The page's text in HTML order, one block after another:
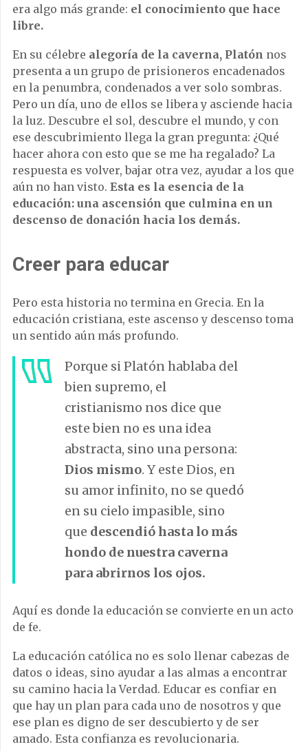
era algo más grande: el conocimiento que hace
libre.
En su célebre alegoría de la caverna, Platón nos
presenta a un grupo de prisioneros encadenados
en la penumbra, condenados a ver solo sombras.
Pero un día, uno de ellos se libera y asciende hacia
la luz. Descubre el sol, descubre el mundo, y con
ese descubrimiento llega la gran pregunta: ¿Qué
hacer ahora con esto que se me ha regalado? La
respuesta es volver, bajar otra vez, ayudar a los que
aún no han visto. Esta es la esencia de la
educación: una ascensión que culmina en un
descenso de donación hacia los demás.
Creer para educar
Pero esta historia no termina en Grecia. En la
educación cristiana, este ascenso y descenso toma
un sentido aún más profundo.
Porque si Platón hablaba del
bien supremo, el
cristianismo nos dice que
este bien no es una idea
abstracta, sino una persona:
Dios mismo. Y este Dios, en
su amor infinito, no se quedó
en su cielo impasible, sino
que descendió hasta lo más
hondo de nuestra caverna
para abrirnos los ojos.
Aquí es donde la educación se convierte en un acto
de fe.
La educación católica no es solo llenar cabezas de
datos o ideas, sino ayudar a las almas a encontrar
su camino hacia la Verdad. Educar es confiar en
que hay un plan para cada uno de nosotros y que
ese plan es digno de ser descubierto y de ser
amado. Esta confianza es revolucionaria.